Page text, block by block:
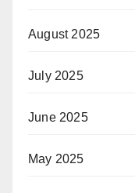
August 2025
July 2025
June 2025
May 2025